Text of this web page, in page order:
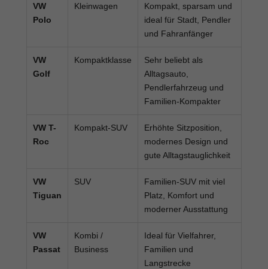
VW
Polo
Kleinwagen
Kompakt, sparsam und
ideal für Stadt, Pendler
und Fahranfänger
VW
Golf
Kompaktklasse
Sehr beliebt als
Alltagsauto,
Pendlerfahrzeug und
Familien-Kompakter
VW T-
Roc
Kompakt-SUV
Erhöhte Sitzposition,
modernes Design und
gute Alltagstauglichkeit
VW
Tiguan
SUV
Familien-SUV mit viel
Platz, Komfort und
moderner Ausstattung
VW
Passat
Kombi /
Business
Ideal für Vielfahrer,
Familien und
Langstrecke